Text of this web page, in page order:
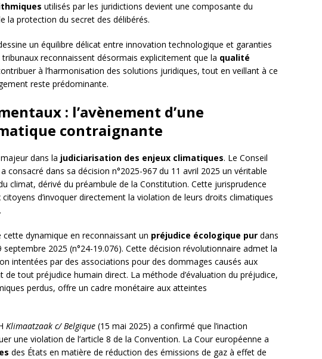
utilisés par les juridictions devient une composante du
la protection du secret des délibérés.
un équilibre délicat entre innovation technologique et garanties
reconnaissent désormais explicitement que la qualité
à l’harmonisation des solutions juridiques, tout en veillant à ce
reste prédominante.
: l’avènement d’une
contraignante
dans la judiciarisation des enjeux climatiques. Le Conseil
consacré dans sa décision n°2025-967 du 11 avril 2025 un véritable
climat, dérivé du préambule de la Constitution. Cette jurisprudence
d’invoquer directement la violation de leurs droits climatiques
dynamique en reconnaissant un préjudice écologique pur dans
2025 (n°24-19.076). Cette décision révolutionnaire admet la
intentées par des associations pour des dommages causés aux
de tout préjudice humain direct. La méthode d’évaluation du préjudice,
perdus, offre un cadre monétaire aux atteintes
Klimaatzaak c/ Belgique (15 mai 2025) a confirmé que l’inaction
une violation de l’article 8 de la Convention. La Cour européenne a
des États en matière de réduction des émissions de gaz à effet de